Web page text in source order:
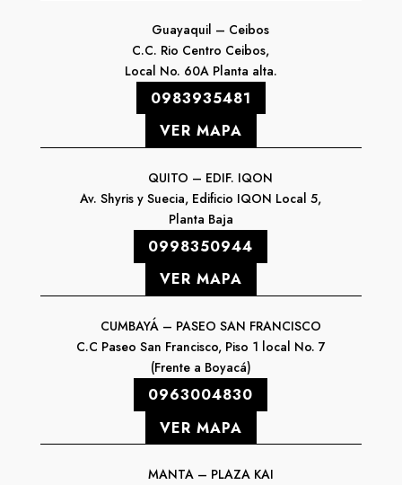
Guayaquil – Ceibos
C.C. Rio Centro Ceibos,
Local No. 60A Planta alta.
0983935481
VER MAPA
QUITO – EDIF. IQON
Av. Shyris y Suecia, Edificio IQON Local 5,
Planta Baja
0998350944
VER MAPA
CUMBAYÁ – PASEO SAN FRANCISCO
C.C Paseo San Francisco, Piso 1 local No. 7
(Frente a Boyacá)
0963004830
VER MAPA
MANTA – PLAZA KAI